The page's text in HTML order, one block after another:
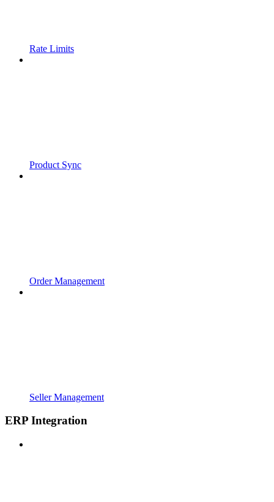
Rate Limits
Product Sync
Order Management
Seller Management
ERP Integration